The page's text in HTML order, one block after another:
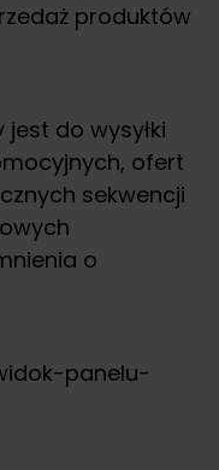
produktów
do wysyłki
ofert
sekwencji
o